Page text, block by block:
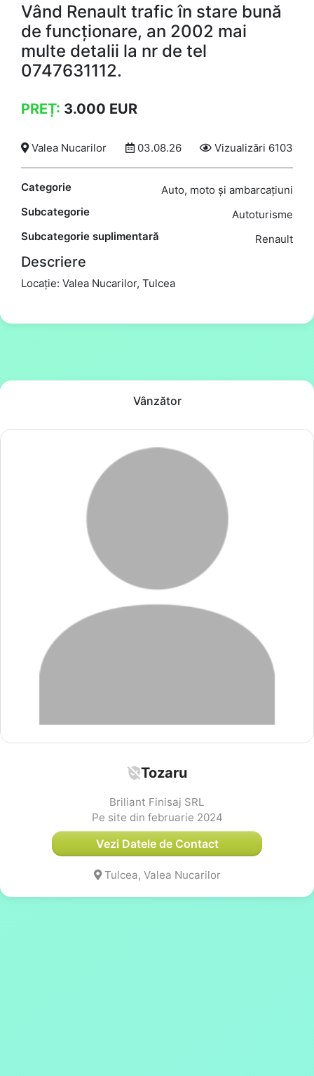
Vând Renault trafic în stare bună
de funcționare, an 2002 mai
multe detalii la nr de tel
0747631112.
PREȚ: 3.000 EUR
Valea Nucarilor 03.08.26 Vizualizări 6103
Categorie
Auto, moto și ambarcațiuni
Subcategorie
Autoturisme
Subcategorie suplimentară
Renault
Descriere
Locație: Valea Nucarilor, Tulcea
Vânzător
Tozaru
Briliant Finisaj SRL
Pe site din februarie 2024
Vezi Datele de Contact
Tulcea, Valea Nucarilor